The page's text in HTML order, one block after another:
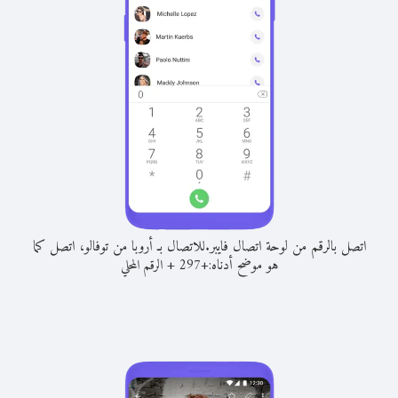
اتصل بالرقم من لوحة اتصال فايبر.للاتصال بـ أروبا من توفالو، اتصل كما
هو موضح أدناه:+
297
+الرقم المحلي